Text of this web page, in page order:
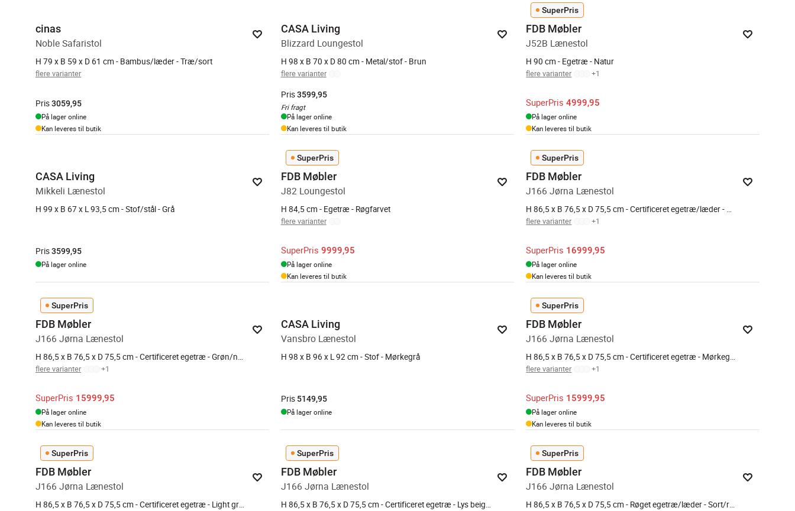
cinas
Noble Safaristol
H 79 x B 59 x D 61 cm - Bambus/læder - Træ/sort
flere varianter
Pris3059,95
På lager online
Kan leveres til butik
CASA Living
Blizzard Loungestol
H 98 x B 70 x D 80 cm - Metal/stof - Brun
flere varianter
Pris 3599,95
Fri fragt
På lager online
Kan leveres til butik
SuperPris
FDB Møbler
J52B Lænestol
H 90 cm - Egetræ - Natur
flere varianter +1
SuperPris 4999,95
På lager online
Kan leveres til butik
CASA Living
Mikkeli Lænestol
H 99 x B 67 x L 93,5 cm - Stof/stål - Grå
Pris3599,95
På lager online
SuperPris
FDB Møbler
J82 Loungestol
H 84,5 cm - Egetræ - Røgfarvet
flere varianter
SuperPris 9999,95
På lager online
Kan leveres til butik
SuperPris
FDB Møbler
J166 Jørna Lænestol
H 86,5 x B 76,5 x D 75,5 cm - Certificeret egetræ/læder - Sort/natur
flere varianter +1
SuperPris 16999,95
På lager online
Kan leveres til butik
SuperPris
FDB Møbler
J166 Jørna Lænestol
H 86,5 x B 76,5 x D 75,5 cm - Certificeret egetræ - Grøn/natur
flere varianter +1
SuperPris 15999,95
På lager online
Kan leveres til butik
CASA Living
Vansbro Lænestol
H 98 x B 96 x L 92 cm - Stof - Mørkegrå
Pris 5149,95
På lager online
SuperPris
FDB Møbler
J166 Jørna Lænestol
H 86,5 x B 76,5 x D 75,5 cm - Certificeret egetræ - Mørkegrå/natur
flere varianter +1
SuperPris 15999,95
På lager online
Kan leveres til butik
SuperPris
FDB Møbler
J166 Jørna Lænestol
H 86,5 x B 76,5 x D 75,5 cm - Certificeret egetræ - Light grey/natur
SuperPris
FDB Møbler
J166 Jørna Lænestol
H 86,5 x B 76,5 x D 75,5 cm - Certificeret egetræ - Lys beige/natur
SuperPris
FDB Møbler
J166 Jørna Lænestol
H 86,5 x B 76,5 x D 75,5 cm - Røget egetræ/læder - Sort/røget